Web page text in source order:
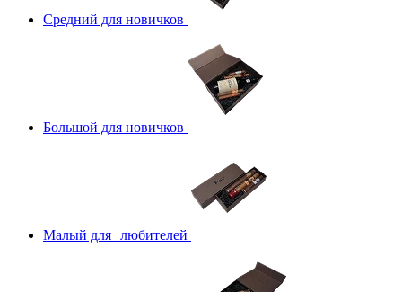
Средний для новичков
Большой для новичков
Малый для любителей